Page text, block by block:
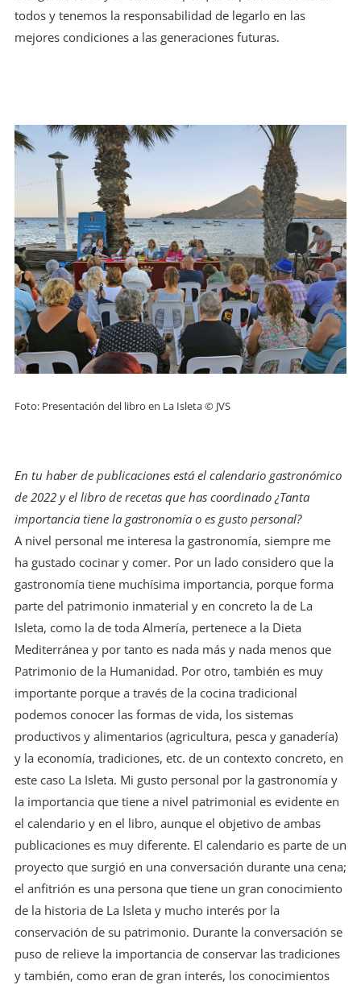
todos y tenemos la responsabilidad de legarlo en las
mejores condiciones a las generaciones futuras.
Foto: Presentación del libro en La Isleta © JVS
En tu haber de publicaciones está el calendario gastronómico
de 2022 y el libro de recetas que has coordinado ¿Tanta
importancia tiene la gastronomía o es gusto personal?
A nivel personal me interesa la gastronomía, siempre me
ha gustado cocinar y comer. Por un lado considero que la
gastronomía tiene muchísima importancia, porque forma
parte del patrimonio inmaterial y en concreto la de La
Isleta, como la de toda Almería, pertenece a la Dieta
Mediterránea y por tanto es nada más y nada menos que
Patrimonio de la Humanidad. Por otro, también es muy
importante porque a través de la cocina tradicional
podemos conocer las formas de vida, los sistemas
productivos y alimentarios (agricultura, pesca y ganadería)
y la economía, tradiciones, etc. de un contexto concreto, en
este caso La Isleta. Mi gusto personal por la gastronomía y
la importancia que tiene a nivel patrimonial es evidente en
el calendario y en el libro, aunque el objetivo de ambas
publicaciones es muy diferente. El calendario es parte de un
proyecto que surgió en una conversación durante una cena;
el anfitrión es una persona que tiene un gran conocimiento
de la historia de La Isleta y mucho interés por la
conservación de su patrimonio. Durante la conversación se
puso de relieve la importancia de conservar las tradiciones
y también, como eran de gran interés, los conocimientos